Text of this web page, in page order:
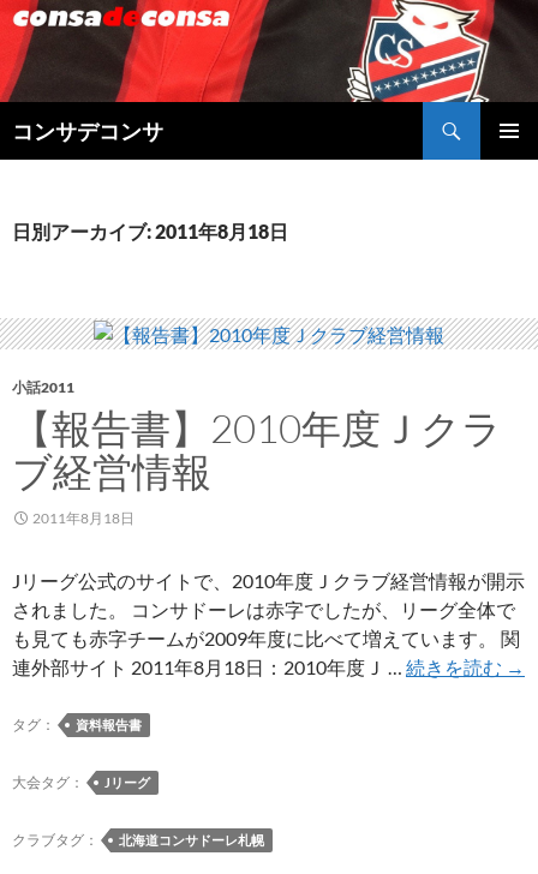
コンサデコンサ
索
ン
キ
ッ
プ
日別アーカイブ: 2011年8月18日
小話2011
【報告書】2010年度Ｊクラ
ブ経営情報
2011年8月18日
Jリーグ公式のサイトで、2010年度Ｊクラブ経営情報が開示
されました。 コンサドーレは赤字でしたが、リーグ全体で
も見ても赤字チームが2009年度に比べて増えています。 関
連外部サイト 2011年8月18日：2010年度Ｊ … 続きを読む 【
→
タグ： 資料報告書
大会タグ： Jリーグ
クラブタグ： 北海道コンサドーレ札幌